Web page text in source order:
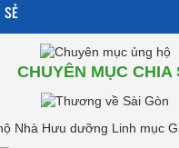
SẺ
CHUYÊN MỤC CHIA